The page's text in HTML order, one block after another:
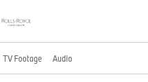
TV Footage Audio